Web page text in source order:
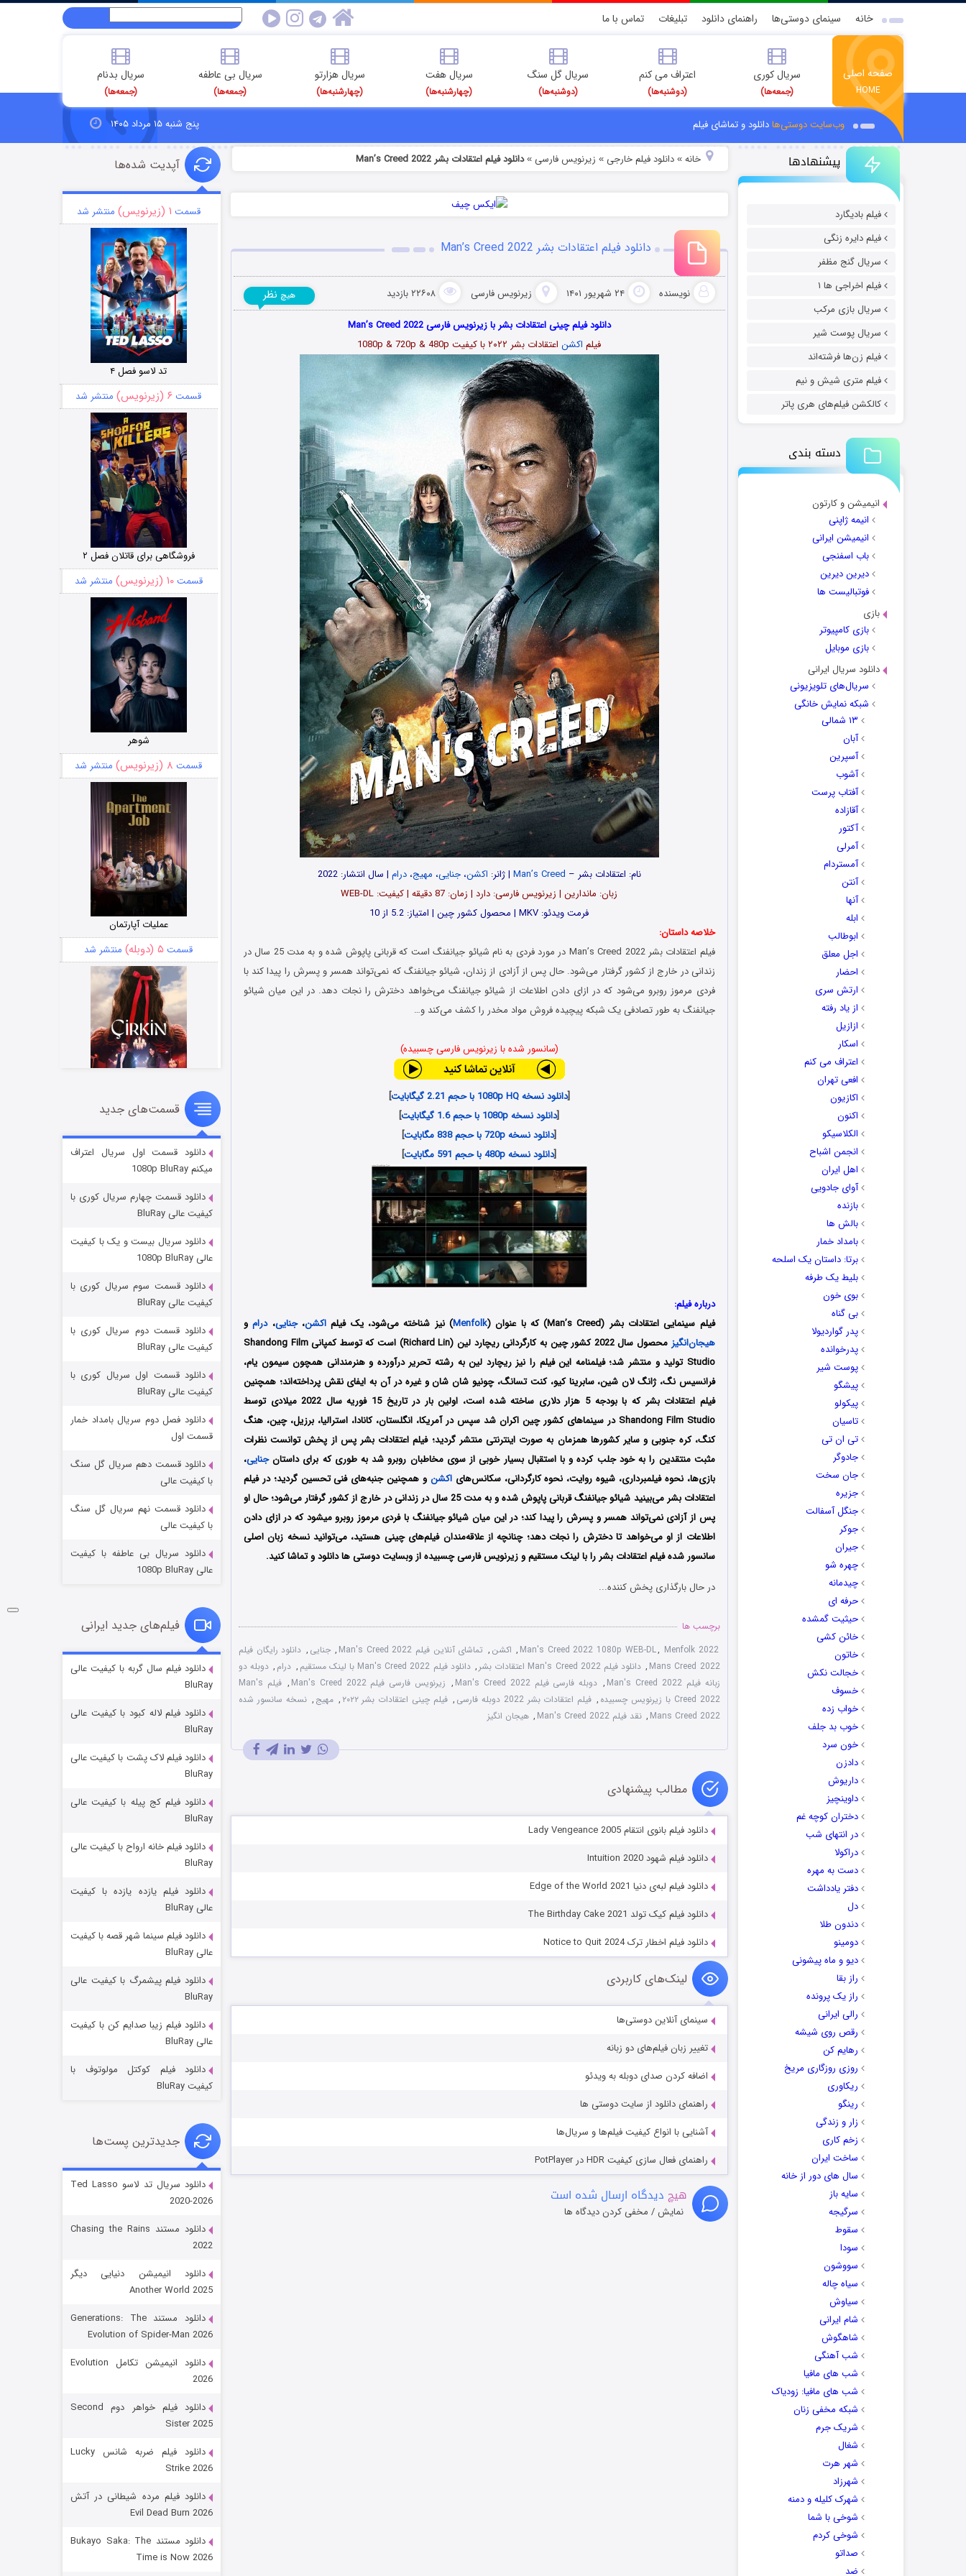
خانه سینمای دوستی‌ها راهنمای دانلود تبلیغات تماس با ما
صفحه اصلی
HOME
سریال کوری
(جمعه‌ها)
اعتراف می کنم
(دوشنبه‌ها)
سریال گل سنگ
(دوشنبه‌ها)
سریال هفت
(چهارشنبه‌ها)
سریال هزارتو
(چهارشنبه‌ها)
سریال بی عاطفه
(جمعه‌ها)
سریال بدنام
(جمعه‌ها)
وب‌سایت دوستی‌هادانلود و تماشای فیلم پنج شنبه ۱۵ مرداد ۱۴۰۵
پیشنهادها
فیلم بادیگارد
فیلم دایره زنگی
سریال گنج مظفر
فیلم اخراجی ها ۱
سریال بازی مرکب
سریال پوست شیر
فیلم زن‌ها فرشته‌اند
فیلم متری شیش و نیم
کالکشن فیلم‌های هری پاتر
دسته بندی
انیمیشن و کارتون
انیمه ژاپنی
انیمیشن ایرانی
باب اسفنجی
دیرین دیرین
فوتبالیست ها
بازی
بازی کامپیوتر
بازی موبایل
دانلود سریال ایرانی
سریال‌های تلویزیونی
شبکه نمایش خانگی
۱۳ شمالی
آبان
آسپرین
آشوب
آفتاب پرست
آقازاده
آکتور
آمرلی
آمستردام
آنتن
آنها
ابله
ابوطالب
اجل معلق
احضار
ارتش سری
از یاد رفته
ازازیل
اسکار
اعتراف می کنم
افعی تهران
اکازیون
اکنون
الکلاسیکو
انجمن اشباح
اهل ایران
آوای جادویی
بازنده
بالش ها
بامداد خمار
برتا: داستان یک اسلحه
بلیط یک‌‌ طرفه
بوی خون
بی گناه
پدر گواردیولا
پدرخوانده
پوست شیر
پیشگو
پیکولو
تاسیان
تی ان تی
جادوگر
جان سخت
جزیره
جنگل آسفالت
جوکر
جیران
چهره شو
چیدمانه
حرفه ای
حیثیت گمشده
خائن کشی
خاتون
خجالت نکش
خسوف
خواب زده
خوب بد جلف
خون سرد
دادزن
داریوش
داوینچیز
دختران کوچه غم
در انتهای شب
دراکولا
دست به مهره
دفتر یادداشت
دل
دندون طلا
دومینو
دیو و ماه پیشونی
راز بقا
راز یک پرونده
رالی ایرانی
رقص روی شیشه
رهایم کن
روزی روزگاری مریخ
ریکاوری
رینگو
زار و زندگی
زخم کاری
ساخت ایران
سال های دور از خانه
سایه باز
سرگیجه
سقوط
سودا
سووشون
سیاه چاله
سیاوش
شام ایرانی
شاهگوش
شب آهنگی
شب های مافیا
شب های مافیا: زودیاک
شبکه مخفی زنان
شریک جرم
شغال
شهر هرت
شهرزاد
شهرک کلیله و دمنه
شوخی با شما
شوخی کردم
صداتو
ضد
خانه» دانلود فیلم خارجی » زیرنویس فارسی »دانلود فیلم اعتقادات بشر Man’s Creed 2022
دانلود فیلم اعتقادات بشر Man’s Creed 2022
نویسنده ۲۴ شهریور ۱۴۰۱ زیرنویس فارسی ۲۲۶۰۸ بازدید هیچ نظر
دانلود فیلم چینی اعتقادات بشر با زیرنویس فارسی Man’s Creed 2022
فیلم اکشن اعتقادات بشر ۲۰۲۲ با کیفیت 1080p & 720p & 480p
نام: اعتقادات بشر – Man’s Creed | ژانر: اکشن،جنایی، مهیج،درام | سال انتشار: 2022
زبان: ماندارین | زیرنویس فارسی: دارد | زمان: 87 دقیقه | کیفیت: WEB-DL
فرمت ویدئو: MKV | محصول کشور چین | امتیاز: 5.2 از 10
خلاصه داستان:
فیلم اعتقادات بشر Man’s Creed 2022 در مورد فردی به نام شیائو جیانفنگ است که قربانی پاپوش شده و به مدت 25 سال در
زندانی در خارج از کشور گرفتار می‌شود. حال پس از آزادی از زندان، شیائو جیانفنگ که نمی‌تواند همسر و پسرش را پیدا کند با
فردی مرموز روبرو می‌شود که در ازای دادن اطلاعات از شیائو جیانفنگ می‌خواهد دخترش را نجات دهد. در این میان شیائو
جیانفنگ به طور تصادفی یک شبکه پیچیده فروش مواد مخدر را کشف می‌کند و…
(سانسور شده با زیرنویس فارسی چسبیده)
[دانلود نسخه 1080p HQ با حجم 2.21 گیگابایت
]
[دانلود نسخه 1080p با حجم 1.6 گیگابایت
]
[دانلود نسخه 720p با حجم 838 مگابایت
]
[دانلود نسخه 480p با حجم 591 مگابایت ]
درباره فیلم:
فیلم سینمایی اعتقادات بشر (Man’s Creed) که با عنوان (
Menfolk) نیز شناخته می‌شود، یک فیلماکشن،جنایی،درامو
هیجان‌انگیز
محصول سال 2022 کشور چین به کارگردانی ریچارد لین (Richard Lin) است که توسط کمپانی Shandong Film
Studio تولید و منتشر شد؛ فیلمنامه این فیلم را نیز ریچارد لین به رشته تحریر درآورده و هنرمندانی همچون سیمون یام،
فرانسیس نگ، ژانگ لان شین، سابرینا کیو، کنت تسانگ، چونیو شان شان و غیره در آن به ایفای نقش پرداخته‌اند؛ همچنین
فیلم اعتقادات بشر که با بودجه 5 هزار دلاری ساخته شده است، اولین بار در تاریخ 15 فوریه سال 2022 میلادی توسط
Shandong Film Studio در سینماهای کشور چین اکران شد سپس در آمریکا، انگلستان، کانادا، استرالیا، برزیل، چین، هنگ
کنگ، کره جنوبی و سایر کشورها همزمان به صورت اینترنتی منتشر گردید؛ فیلم اعتقادات بشر پس از پخش توانست نظرات
مثبت منتقدین را به خود جلب کرده و با استقبال بسیار خوبی از سوی مخاطبان روبرو شد به طوری که برای داستانجنایی،
بازی‌ها، نحوه فیلمبرداری، شیوه روایت، نحوه کارگردانی، سکانس‌هایاکشن و همچنین جنبه‌های فنی تحسین گردید؛ در فیلم
اعتقادات بشر می‌بینید شیائو جیانفنگ قربانی پاپوش شده و به مدت 25 سال در زندانی در خارج از کشور گرفتار می‌شود؛ حال او
پس از آزادی نمی‌تواند همسر و پسرش را پیدا کند؛ در این میان شیائو جیانفنگ با فردی مرموز روبرو می‎شود که در ازای دادن
اطلاعات از او می‌خواهد تا دخترش را نجات دهد؛ چنانچه از علاقه‌مندان فیلم‌های چینی هستید، می‌توانید نسخه زبان اصلی
سانسور شده فیلم اعتقادات بشر را با ‌لینک مستقیم و زیرنویس فارسی چسبیده از وبسایت دوستی ها دانلود و تماشا کنید.
در حال بارگذاری پخش کننده...
برچسب ها
Man's Creed 2022 1080p WEB-DL, Menfolk 2022
, اکشن , تماشای آنلاین فیلم Man's Creed 2022 , جنایی , دانلود رایگان فیلم
Mans Creed 2022
, دانلود فیلم Man's Creed 2022 اعتقادات بشر , دانلود فیلم Man's Creed 2022 با لینک مستقیم , درام , دوبله دو
زبانه فیلم Man's Creed 2022
, دوبله فارسی فیلم Man's Creed 2022 , زیرنویس فارسی فیلم Man's Creed 2022 ,
فیلم Man's
Creed 2022 با زیرنویس چسبیده
, فیلم اعتقادات بشر 2022 دوبله فارسی , فیلم چینی اعتقادات بشر ۲۰۲۲ , مهیج , نسخه سانسور شده
Mans Creed 2022
, نقد فیلم Man's Creed 2022 , هیجان انگیز
مطالب پیشنهادی
دانلود فیلم بانوی انتقام Lady Vengeance 2005
دانلود فیلم شهود Intuition 2020
دانلود فیلم لبه‌ی دنیا Edge of the World 2021
دانلود فیلم کیک تولد The Birthday Cake 2021
دانلود فیلم اخطار ترک Notice to Quit 2024
لینک‌های کاربردی
سینمای آنلاین دوستی‌ها
تغییر زبان فیلم‌های دو زبانه
اضافه کردن صدای دوبله به ویدئو
راهنمای دانلود از سایت دوستی ها
آشنایی با انواع کیفیت فیلم‌ها و سریال‌ها
راهنمای فعال سازی کیفیت HDR در PotPlayer
هیچ دیدگاه ارسال شده است
نمایش / مخفی کردن دیدگاه ها
آپدیت شده‌ها
قسمت ۱ (زیرنویس) منتشر شد
تد لاسو فصل ۴
قسمت ۶ (زیرنویس) منتشر شد
فروشگاهی برای قاتلان فصل ۲
قسمت۱۰ (زیرنویس) منتشر شد
شوهر
قسمت ۸ (زیرنویس) منتشر شد
عملیات آپارتمان
قسمت ۵ (دوبله) منتشر شد
سریال زشت
قسمت۲ (زیرنویس) منتشر شد
مردگان متحرک: شهر مرده ۳
شکست استوارت در نجات جهان
قسمت ۷ (زیرنویس) منتشر شد
شوگر فصل ۲
قسمت
خاندان اژدها فصل ۳
جادوگری در مغولستان
قسمت
رویایی برای تو
قسمت
قسمت‌های جدید
دانلود قسمت اول سریال اعتراف
میکنم 1080p BluRay
دانلود قسمت چهارم سریال کوری با
کیفیت عالی BluRay
دانلود سریال بیست و یک با کیفیت
عالی 1080p BluRay
دانلود قسمت سوم سریال کوری با
کیفیت عالی BluRay
دانلود قسمت دوم سریال کوری با
کیفیت عالی BluRay
دانلود قسمت اول سریال کوری با
کیفیت عالی BluRay
دانلود فصل دوم سریال بامداد خمار
قسمت اول
دانلود قسمت دهم سریال گل سنگ
با کیفیت عالی
دانلود قسمت نهم سریال گل سنگ
با کیفیت عالی
دانلود سریال بی عاطفه با کیفیت
عالی 1080p BluRay
فیلم‌های جدید ایرانی
دانلود فیلم سال گربه با کیفیت عالی
BluRay
دانلود فیلم لاله کبود با کیفیت عالی
BluRay
دانلود فیلم لاک پشت با کیفیت عالی
BluRay
دانلود فیلم کج‌ پیله با کیفیت عالی
BluRay
دانلود فیلم خانه ارواح با کیفیت عالی
BluRay
دانلود فیلم یازده یازده با کیفیت
عالی BluRay
دانلود فیلم سینما شهر قصه با کیفیت
عالی BluRay
دانلود فیلم پیشمرگ با کیفیت عالی
BluRay
دانلود فیلم زیبا صدایم کن با کیفیت
عالی BluRay
دانلود فیلم کوکتل مولوتوف با
کیفیت BluRay
جدیدترین پست‌ها
دانلود سریال تد لاسو Ted Lasso
2020-2026
دانلود مستند Chasing the Rains
2022
دانلود انیمیشن دنیایی دیگر
Another World 2025
دانلود مستند Generations: The
Evolution of Spider-Man 2026
دانلود انیمیشن تکامل Evolution
2026
دانلود فیلم خواهر دوم Second
Sister 2025
دانلود فیلم ضربه شانس Lucky
Strike 2026
دانلود فیلم مرده شیطانی در آتش
Evil Dead Burn 2026
دانلود مستند Bukayo Saka: The
Time is Now 2026